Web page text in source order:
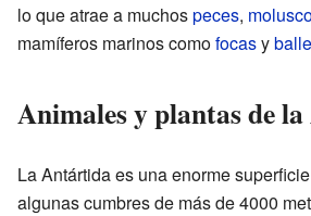
lo que atrae a muchospeces,
mamíferos marinos comofocasy
Animales y plantas de
La Antártida es una enorme
algunas cumbres de más de 4000